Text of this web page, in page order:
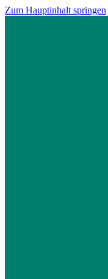
Zum Hauptinhalt springen